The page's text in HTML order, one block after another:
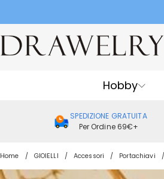
Hobby
SPEDIZIONE GRATUITA
Per Ordine 69€+
Home GIOIELLI Accessori Portachiavi